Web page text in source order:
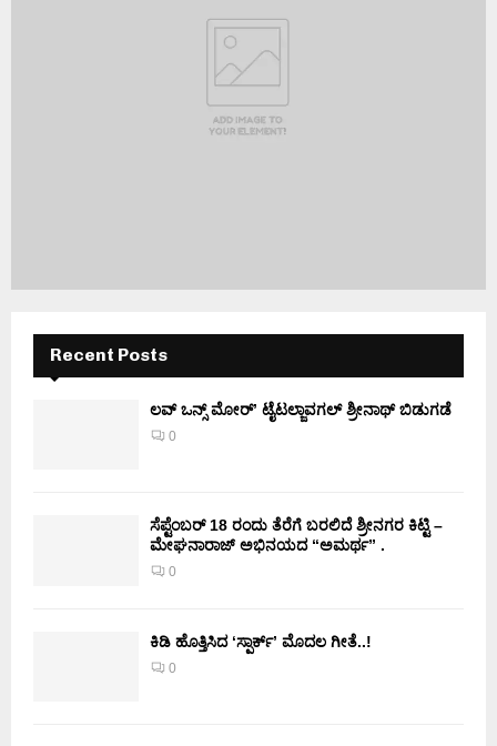
Recent Posts
ಲವ್ ಒನ್ಸ್ ಮೋರ್’ ಟೈಟಲ್ಜಾವಗಲ್ ಶ್ರೀನಾಥ್ ಬಿಡುಗಡೆ
0
ಸೆಪ್ಟೆಂಬರ್ 18 ರಂದು ತೆರೆಗೆ ಬರಲಿದೆ ಶ್ರೀನಗರ ಕಿಟ್ಟಿ –
ಮೇಘನಾರಾಜ್ ಅಭಿನಯದ “ಅಮರ್ಥ” .
0
ಕಿಡಿ‌‌ ಹೊತ್ತಿಸಿದ ‘ಸ್ಪಾರ್ಕ್’ ಮೊದಲ‌ ಗೀತೆ..!
0